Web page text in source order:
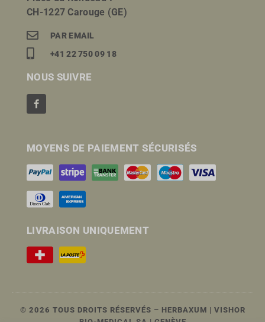
CH-1227 Carouge (GE)
PAR EMAIL
+41 22 750 09 18
NOUS SUIVRE
MOYENS DE PAIEMENT SÉCURISÉS
LIVRAISON UNIQUEMENT
© 2026 TOUS DROITS RÉSERVÉS – HERBAXUM | VISHOR